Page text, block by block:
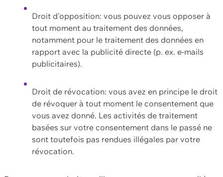
Droit d'opposition: vous pouvez vous opposer à
tout moment au traitement des données,
notamment pour le traitement des données en
rapport avec la publicité directe (p. ex. e-mails
publicitaires).
Droit de révocation: vous avez en principe le droit
de révoquer à tout moment le consentement que
vous avez donné. Les activités de traitement
basées sur votre consentement dans le passé ne
sont toutefois pas rendues illégales par votre
révocation.